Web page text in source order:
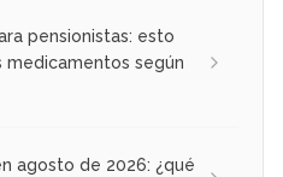
pensionistas: esto
medicamentos según
agosto de 2026: ¿qué